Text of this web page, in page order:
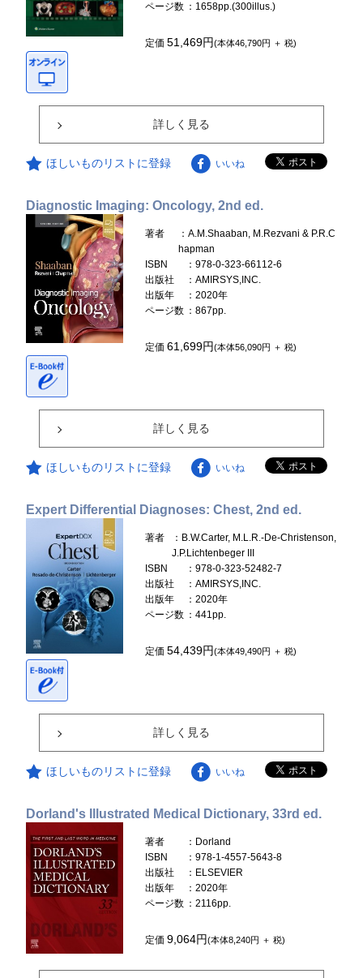
ページ数 ：1658pp.(300illus.)
定価51,469円(本体46,790円 ＋ 税)
詳しく見る
ほしいものリストに登録 いいね
Diagnostic Imaging: Oncology, 2nd ed.
著者
：A.M.Shaaban, M.Rezvani & P.R.C
hapman
ISBN
：978-0-323-66112-6
出版社
：AMIRSYS,INC.
出版年
：2020年
ページ数 ：867pp.
定価61,699円(本体56,090円 ＋ 税)
詳しく見る
ほしいものリストに登録 いいね
Expert Differential Diagnoses: Chest, 2nd ed.
著者
：B.W.Carter, M.L.R.-De-Christenson,
J.P.Lichtenbeger III
ISBN
：978-0-323-52482-7
出版社
：AMIRSYS,INC.
出版年
：2020年
ページ数 ：441pp.
定価54,439円(本体49,490円 ＋ 税)
詳しく見る
ほしいものリストに登録 いいね
Dorland's Illustrated Medical Dictionary, 33rd ed.
著者
：Dorland
ISBN
：978-1-4557-5643-8
出版社
：ELSEVIER
出版年
：2020年
ページ数 ：2116pp.
定価9,064円(本体8,240円 ＋ 税)